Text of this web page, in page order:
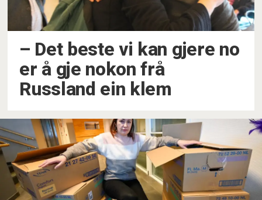
–⁠ Det beste vi kan gjere no
er å gje nokon frå
Russland ein klem